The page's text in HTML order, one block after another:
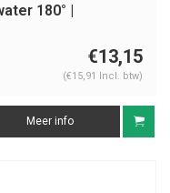
180° |
€13,15
(€15,91 Incl. btw)
Meer info